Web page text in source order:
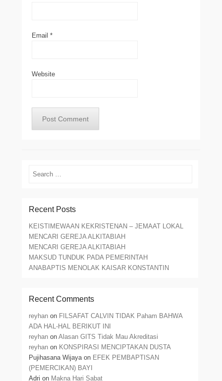
Email *
Website
Search
Recent Posts
KEISTIMEWAAN KEKRISTENAN – JEMAAT LOKAL
MENCARI GEREJA ALKITABIAH
MENCARI GEREJA ALKITABIAH
MAKSUD TUNDUK PADA PEMERINTAH
ANABAPTIS MENOLAK KAISAR KONSTANTIN
Recent Comments
reyhan on FILSAFAT CALVIN TIDAK Paham BAHWA
ADA HAL-HAL BERIKUT INI
reyhan onAlasan GITS Tidak Mau Akreditasi
reyhan on KONSPIRASI MENCIPTAKAN DUSTA
Pujihasana Wijayaon EFEK PEMBAPTISAN
(PEMERCIKAN) BAYI
Adri on Makna Hari Sabat